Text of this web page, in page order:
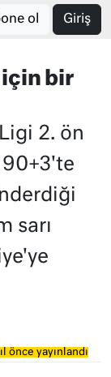
ol Giriş
için bir
2. ön
sarı
önce yayınlandı